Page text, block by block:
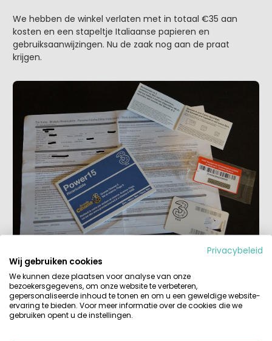
We hebben de winkel verlaten met in totaal €35 aan
kosten en een stapeltje Italiaanse papieren en
gebruiksaanwijzingen. Nu de zaak nog aan de praat
krijgen.
De SIM was zo geplaatst en er was meteen vier streepjes
verbinding met het netwerk van Tre Italia. Dat zag er
goed uit! Maar er was nog geen dataverkeer... De beheer-
app van Huawei, HiLink, gaf aan dat het profiel verkeerd
Privacybeleid
Wij gebruiken cookies
We kunnen deze plaatsen voor analyse van onze
bezoekersgegevens, om onze website te verbeteren,
gepersonaliseerde inhoud te tonen en om u een geweldige website-
ervaring te bieden. Voor meer informatie over de cookies die we
gebruiken opent u de instellingen.